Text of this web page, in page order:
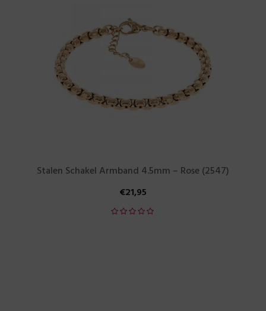
Stalen Schakel Armband 4.5mm – Rose (2547)
€21,95